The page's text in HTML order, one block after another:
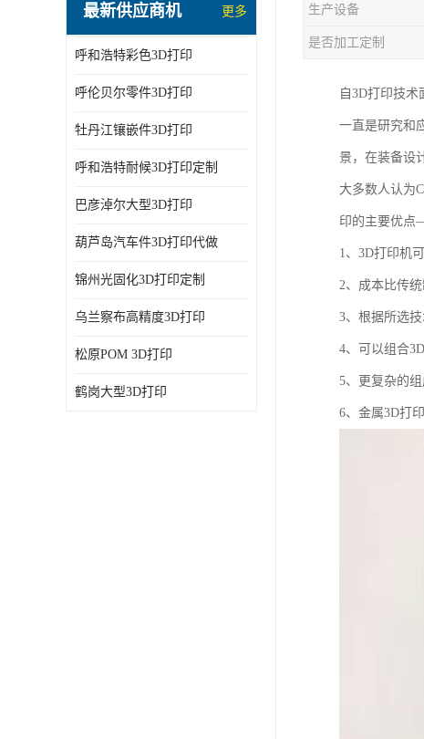
最新供应商机 更多
呼和浩特彩色3D打印
呼伦贝尔零件3D打印
牡丹江镶嵌件3D打印
呼和浩特耐候3D打印定制
巴彦淖尔大型3D打印
葫芦岛汽车件3D打印代做
锦州光固化3D打印定制
乌兰察布高精度3D打印
松原POM 3D打印
鹤岗大型3D打印
生产设备
是否加工定制
自3D打印技
一直是研究和
景，在装备设
大多数人认为
印的主要优点
1、3D打印机
2、成本比传统
3、根据所选
4、可以组合
5、更复杂的
6、金属3D打